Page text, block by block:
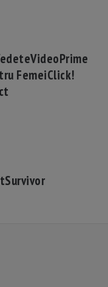
VideoPrime
FemeiClick!
Survivor